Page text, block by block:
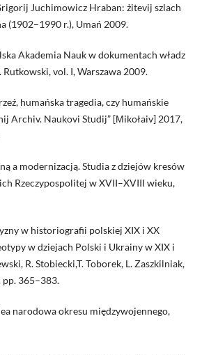
Juchimowicz Hraban: żitevij szlach
(1902–1990 r.), Umań 2009.
Akademia Nauk w dokumentach władz
Rutkowski, vol. I, Warszawa 2009.
humańska tragedia, czy humańskie
Archiv. Naukovi Studij” [Мikołaiv] 2017,
a modernizacją. Studia z dziejów kresów
Rzeczypospolitej w XVII–XVIII wieku,
w historiografii polskiej XIX i XX
w dziejach Polski i Ukrainy w XIX i
R. Stobiecki,T. Toborek, L. Zaszkilniak,
pp. 365–383.
narodowa okresu międzywojennego,